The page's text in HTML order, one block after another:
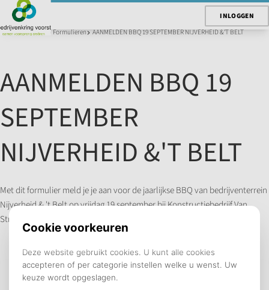
INLOGGEN
U bent hier:Home Formulieren AANMELDEN BBQ 19 SEPTEMBER NIJVERHEID &'T BELT
AANMELDEN BBQ 19
SEPTEMBER
NIJVERHEID &'T BELT
Met dit formulier meld je je aan voor de jaarlijkse BBQ van bedrijventerrein
Nijverheid & 't Belt op vrijdag 19 september bij Konstructiebedrijf Van
Straaten (Nijverheidsstraat 29 in Twello).
GEGEVENS